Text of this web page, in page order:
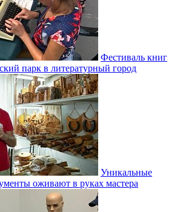
Фестиваль книг
парк в литературный город
Уникальные
оживают в руках мастера